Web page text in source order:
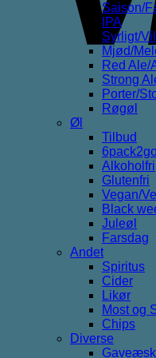
Saison/
IPA
Syrligt/
Mjød/
Red Ale/
Strong
Porter/
Røgøl
Øl
Tilbud
Alkoholfri
Glutenfri
Vegan/
Black
Juleøl
Farsdag
Andet
Spiritus
Cider
Likør
Most og
Chips
Diverse